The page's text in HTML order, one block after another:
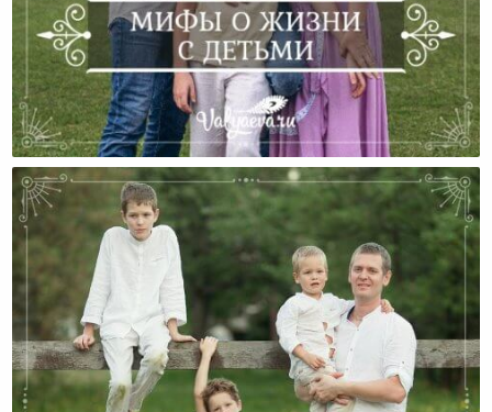
Мифы О Жизни С Детьми